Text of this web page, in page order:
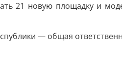
21 новую площадку и
— общая